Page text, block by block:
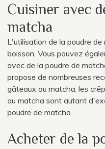
Cuisiner avec
matcha
L'utilisation de la poudre
boisson. Vous pouvez
avec de la poudre de
propose de nombreuses
gâteaux au matcha, les
au matcha sont autant
poudre de matcha.
Acheter de la